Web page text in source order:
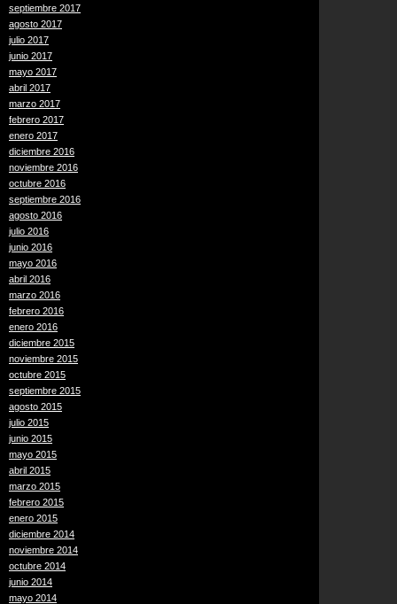
septiembre 2017
agosto 2017
julio 2017
junio 2017
mayo 2017
abril 2017
marzo 2017
febrero 2017
enero 2017
diciembre 2016
noviembre 2016
octubre 2016
septiembre 2016
agosto 2016
julio 2016
junio 2016
mayo 2016
abril 2016
marzo 2016
febrero 2016
enero 2016
diciembre 2015
noviembre 2015
octubre 2015
septiembre 2015
agosto 2015
julio 2015
junio 2015
mayo 2015
abril 2015
marzo 2015
febrero 2015
enero 2015
diciembre 2014
noviembre 2014
octubre 2014
junio 2014
mayo 2014